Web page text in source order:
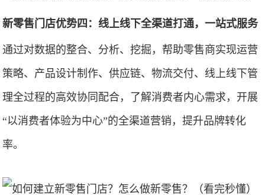
新零售门店优势四：线上线下全渠道打通，一站式服务
通过对数据的整合、分析、挖掘，帮助零售商实现运营
策略、产品设计制作、供应链、物流交付、线上线下管
理全过程的高效协同配合，了解消费者内心需求，开展
“以消费者体验为中心”的全渠道营销，提升品牌转化
率。